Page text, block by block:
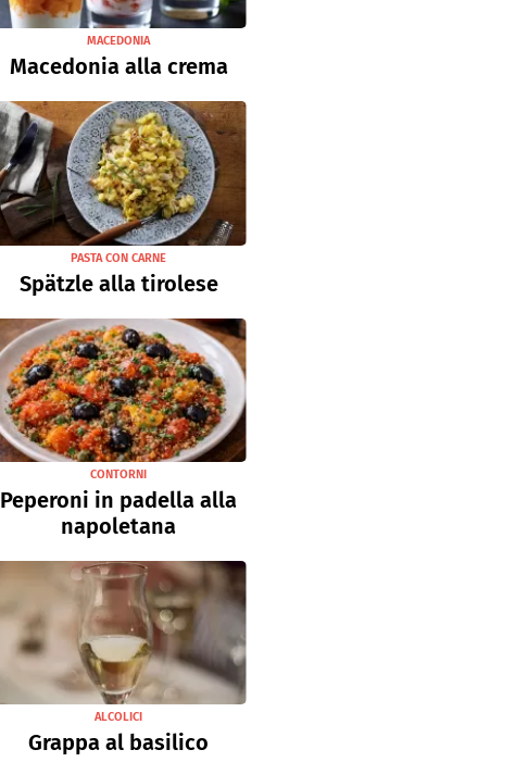
MACEDONIA
Macedonia alla crema
PASTA CON CARNE
Spätzle alla tirolese
CONTORNI
Peperoni in padella alla
napoletana
ALCOLICI
Grappa al basilico